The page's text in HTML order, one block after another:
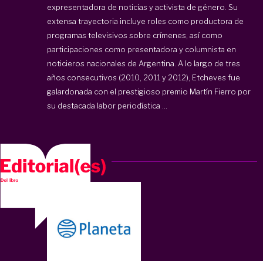
expresentadora de noticias y activista de género. Su
extensa trayectoria incluye roles como productora de
programas televisivos sobre crímenes, así como
participaciones como presentadora y columnista en
noticieros nacionales de Argentina. A lo largo de tres
años consecutivos (2010, 2011 y 2012), Etcheves fue
galardonada con el prestigioso premio Martín Fierro por
su destacada labor periodística ...